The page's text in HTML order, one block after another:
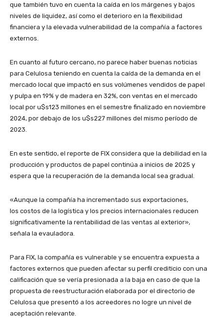
que también tuvo en cuenta la caída en los márgenes y bajos
niveles de liquidez, así como el deterioro en la flexibilidad
financiera y la elevada vulnerabilidad de la compañía a factores
externos.
En cuanto al futuro cercano, no parece haber buenas noticias
para Celulosa teniendo en cuenta la caída de la demanda en el
mercado local que impactó en sus volúmenes vendidos de papel
y pulpa en 19% y de madera en 32%, con ventas en el mercado
local por u$s123 millones en el semestre finalizado en noviembre
2024, por debajo de los u$s227 millones del mismo período de
2023.
En este sentido, el reporte de FIX considera que la debilidad en la
producción y productos de papel continúa a inicios de 2025 y
espera que la recuperación de la demanda local sea gradual.
«Aunque la compañía ha incrementado sus exportaciones,
los costos de la logística y los precios internacionales reducen
significativamente la rentabilidad de las ventas al exterior»,
señala la evauladora.
Para FIX, la compañía es vulnerable y se encuentra expuesta a
factores externos que pueden afectar su perfil crediticio con una
calificación que se vería presionada a la baja en caso de que la
propuesta de reestructuración elaborada por el directorio de
Celulosa que presentó a los acreedores no logre un nivel de
aceptación relevante.